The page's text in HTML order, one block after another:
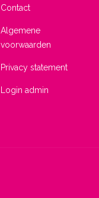
Contact
Algemene
voorwaarden
Privacy statement
Login admin